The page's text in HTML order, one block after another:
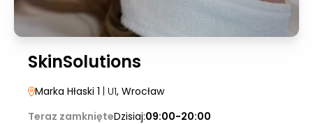
SkinSolutions
Marka Hłaski 1 | U1, Wrocław
Teraz zamknięteDzisiaj:09:00-20:00